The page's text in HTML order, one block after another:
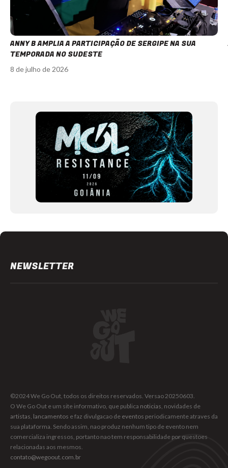
ANNY B AMPLIA A PARTICIPAÇÃO DE SERGIPE NA SUA
TEMPORADA NO SUDESTE
8 de julho de 2026
NEWSLETTER
©2024 We Go Out, todos os direitos reservados. Versao 20250603.
O We Go Out e um site informativo, que publica noticias, novidades de
artistas, lancamentos e faz divulgacao de eventos periodicamente atraves da
sua plataforma. Sendo assim, nao produz nenhum tipo de evento nem
comercializa ingressos, portanto nao tem responsabilidade por questoes
relacionadas aos mesmos.
contato@wegoout.com.br